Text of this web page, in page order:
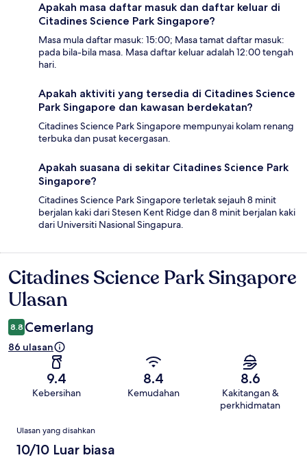
Apakah masa daftar masuk dan daftar keluar di
Citadines Science Park Singapore?
Masa mula daftar masuk: 15:00; Masa tamat daftar masuk:
pada bila-bila masa. Masa daftar keluar adalah 12:00 tengah
hari.
Apakah aktiviti yang tersedia di Citadines Science
Park Singapore dan kawasan berdekatan?
Citadines Science Park Singapore mempunyai kolam renang
terbuka dan pusat kecergasan.
Apakah suasana di sekitar Citadines Science Park
Singapore?
Citadines Science Park Singapore terletak sejauh 8 minit
berjalan kaki dari Stesen Kent Ridge dan 8 minit berjalan kaki
dari Universiti Nasional Singapura.
Ulasan
Citadines Science Park Singapore
Ulasan
8.8 Cemerlang
86 ulasan
9.4
Kebersihan
8.4
Kemudahan
8.6
Kakitangan &
perkhidmatan
Ulasan
Ulasan yang disahkan
10/10 Luar biasa